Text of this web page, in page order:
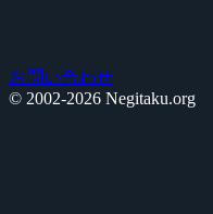
お問い合わせ
© 2002-2026 Negitaku.org